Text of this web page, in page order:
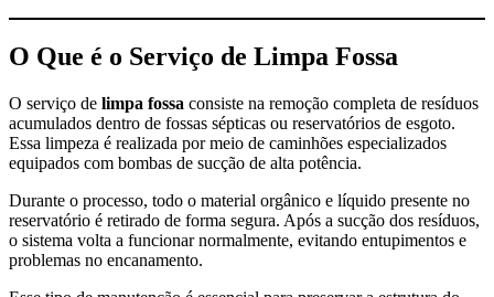
O Que é o Serviço de Limpa Fossa
O serviço de limpa fossa consiste na remoção completa de resíduos
acumulados dentro de fossas sépticas ou reservatórios de esgoto.
Essa limpeza é realizada por meio de caminhões especializados
equipados com bombas de sucção de alta potência.
Durante o processo, todo o material orgânico e líquido presente no
reservatório é retirado de forma segura. Após a sucção dos resíduos,
o sistema volta a funcionar normalmente, evitando entupimentos e
problemas no encanamento.